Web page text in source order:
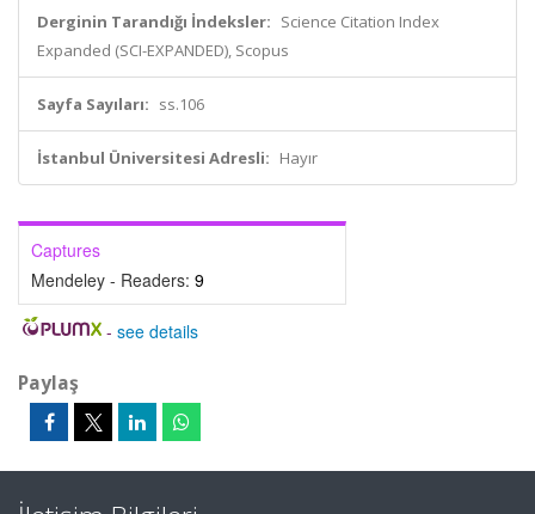
Derginin Tarandığı İndeksler: Science Citation Index
Expanded (SCI-EXPANDED), Scopus
Sayfa Sayıları: ss.106
İstanbul Üniversitesi Adresli: Hayır
Captures
Mendeley - Readers: 9
- see details
Paylaş